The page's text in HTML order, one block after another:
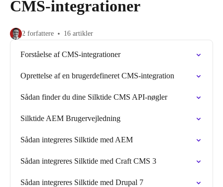
CMS-integrationer
2 forfattere 16 artikler
Forståelse af CMS-integrationer
Oprettelse af en brugerdefineret CMS-integration
Sådan finder du dine Silktide CMS API-nøgler
Silktide AEM Brugervejledning
Sådan integreres Silktide med AEM
Sådan integreres Silktide med Craft CMS 3
Sådan integreres Silktide med Drupal 7